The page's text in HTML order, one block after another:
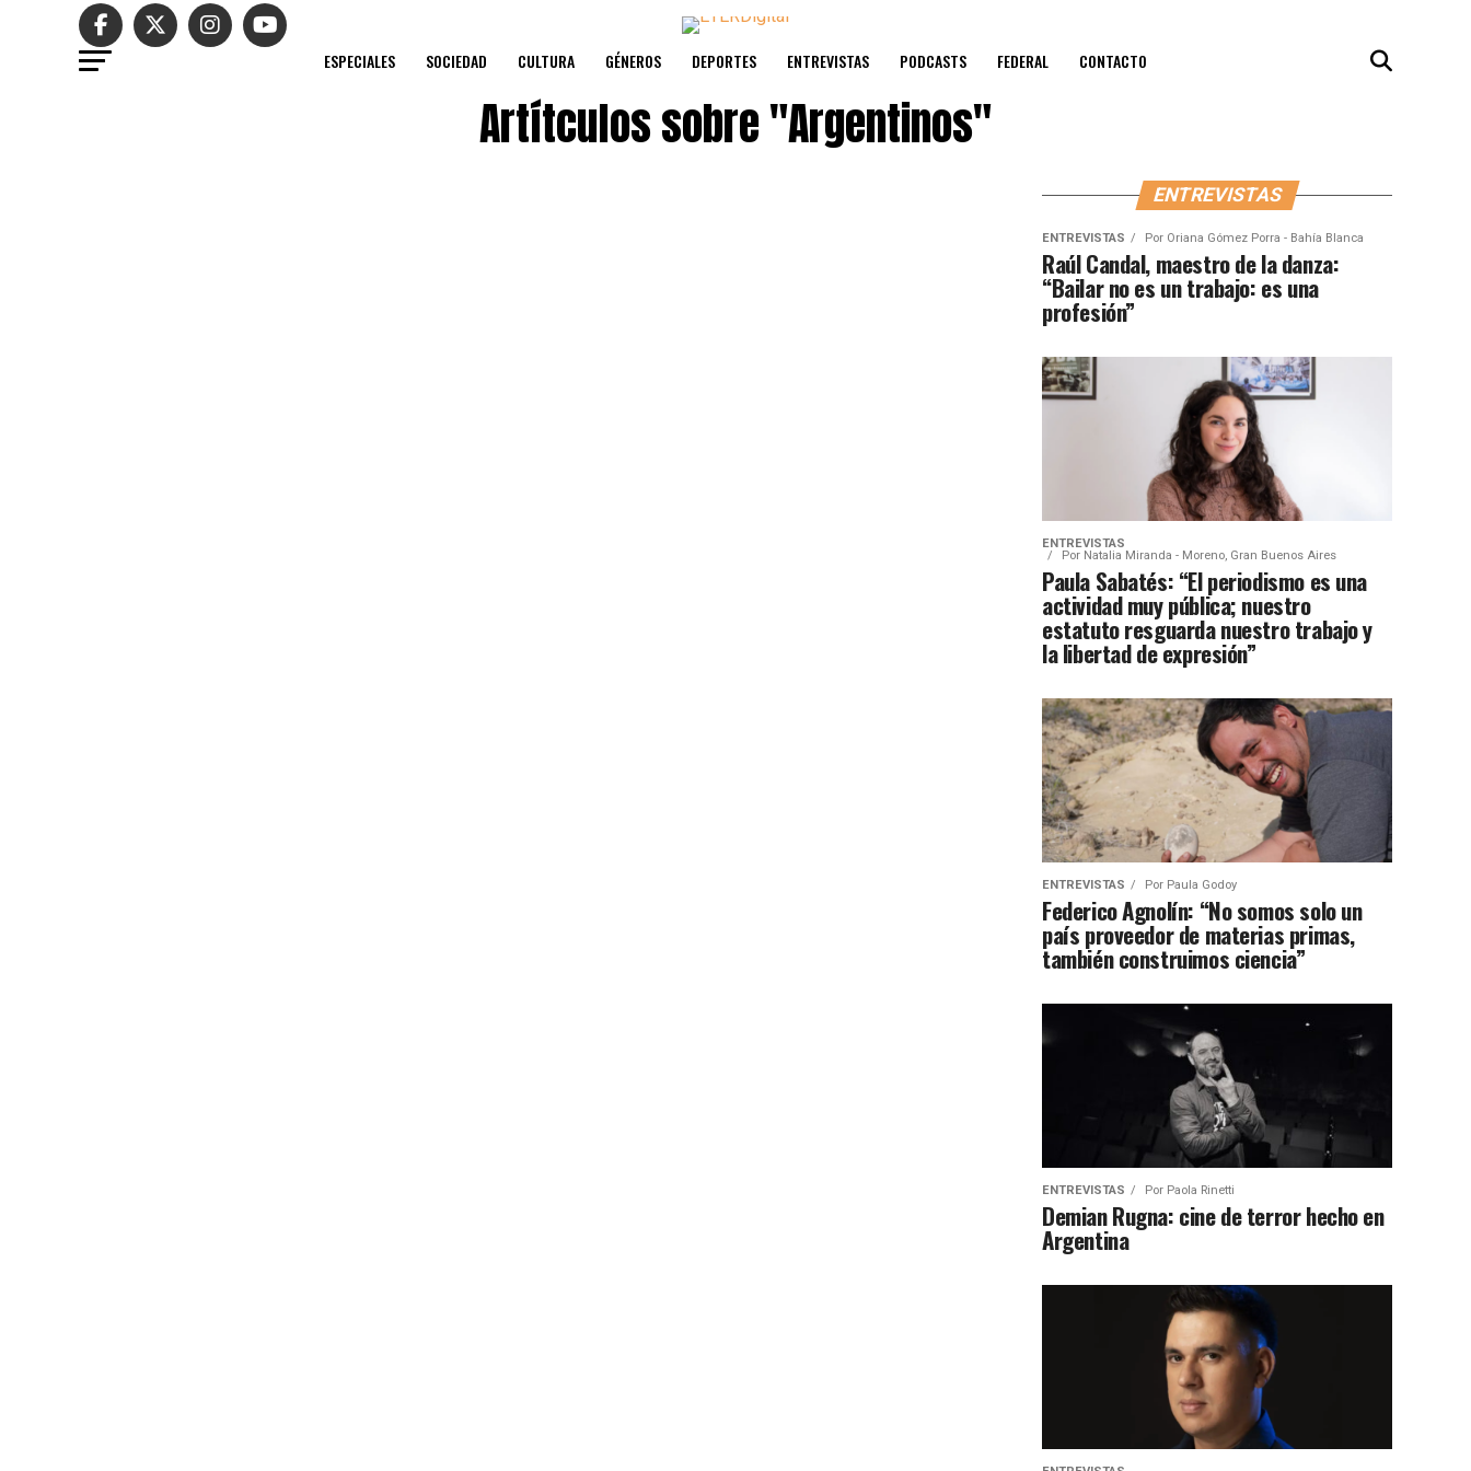
ESPECIALES SOCIEDAD CULTURA GÉNEROS DEPORTES ENTREVISTAS PODCASTS FEDERAL CONTACTO
Artítculos sobre"Argentinos"
ENTREVISTAS
ENTREVISTAS Por Oriana Gómez Porra - Bahía Blanca
Raúl Candal, maestro de la danza:
“Bailar no es un trabajo: es una
profesión”
ENTREVISTAS
Por Natalia Miranda - Moreno, Gran Buenos Aires
Paula Sabatés: “El periodismo es una
actividad muy pública; nuestro
estatuto resguarda nuestro trabajo y
la libertad de expresión”
ENTREVISTAS Por Paula Godoy
Federico Agnolín: “No somos solo un
país proveedor de materias primas,
también construimos ciencia”
ENTREVISTAS Por Paola Rinetti
Demian Rugna: cine de terror hecho en
Argentina